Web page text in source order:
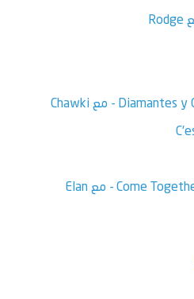
Come Together _ Asere Que Bola - مع Elan